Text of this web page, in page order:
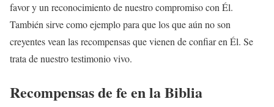
favor y un reconocimiento de nuestro compromiso con Él.
También sirve como ejemplo para que los que aún no son
creyentes vean las recompensas que vienen de confiar en Él. Se
trata de nuestro testimonio vivo.
Recompensas de fe en la Biblia